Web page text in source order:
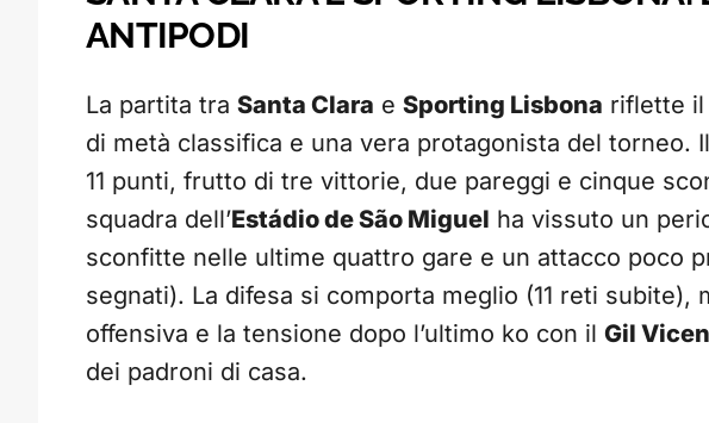
ANTIPODI
La partita tra Santa Clara e Sporting Lisbona riflette il
di metà classifica e una vera protagonista del torneo. Il
11 punti, frutto di tre vittorie, due pareggi e cinque
squadra dell’Estádio de São Miguel ha vissuto un
sconfitte nelle ultime quattro gare e un attacco poco
segnati). La difesa si comporta meglio (11 reti subite),
offensiva e la tensione dopo l’ultimo ko con il Gil
dei padroni di casa.